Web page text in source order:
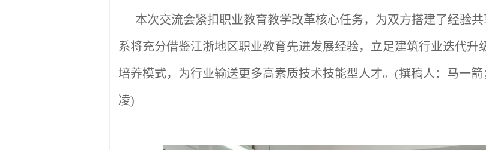
本次交流会紧扣职业教育教学改革核心任务，为双方搭建了经验
系将充分借鉴江浙地区职业教育先进发展经验，立足建筑行业迭代升
培养模式，为行业输送更多高素质技术技能型人才。 (撰稿人：马一
凌)